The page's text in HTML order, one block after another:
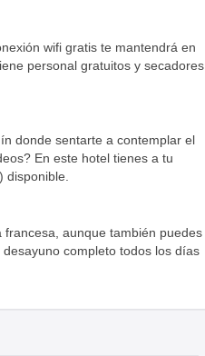
wifi gratis te mantendrá en
personal gratuitos y secadores
donde sentarte a contemplar el
En este hotel tienes a tu
aunque también puedes
completo todos los días